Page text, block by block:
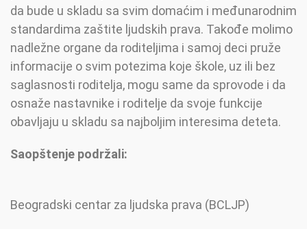
da bude u skladu sa svim domaćim i međunarodnim
standardima zaštite ljudskih prava. Takođe molimo
nadležne organe da roditeljima i samoj deci pruže
informacije o svim potezima koje škole, uz ili bez
saglasnosti roditelja, mogu same da sprovode i da
osnaže nastavnike i roditelje da svoje funkcije
obavljaju u skladu sa najboljim interesima deteta.
Saopštenje podržali:
Beogradski centar za ljudska prava (BCLJP)